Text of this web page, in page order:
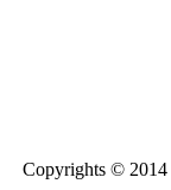
Copyrights © 2014